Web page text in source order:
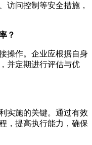
访问控制等安全措施，
？
操作。企业应根据自身
并定期进行评估与优
实施的关键。通过有效
，提高执行能力，确保